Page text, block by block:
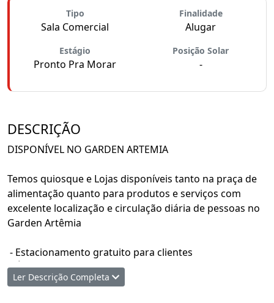
Tipo
Sala Comercial
Finalidade
Alugar
Estágio
Pronto Pra Morar
Posição Solar
-
DESCRIÇÃO
DISPONÍVEL NO GARDEN ARTEMIA
Temos quiosque e Lojas disponíveis tanto na praça de
alimentação quanto para produtos e serviços com
excelente localização e circulação diária de pessoas no
Garden Artêmia
- Estacionamento gratuito para clientes
- Área de alimentação ativa, gerando fluxo constante.
Ler Descrição Completa